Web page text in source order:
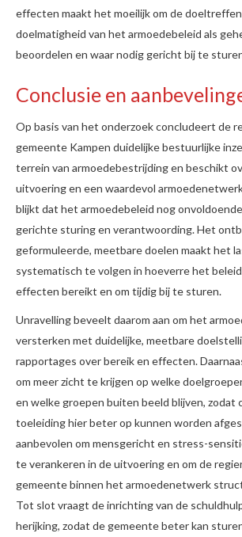
effecten maakt het moeilijk om de
doelmatigheid van het armoedebeleid als
beoordelen en waar nodig gericht bij te
Conclusie en
Op basis van het onderzoek concludeert de
gemeente Kampen duidelijke bestuurlijke
terrein van armoedebestrijding en beschikt
uitvoering en een waardevol
blijkt dat het armoedebeleid nog
gerichte sturing en verantwoording. Het
geformuleerde, meetbare doelen maakt het
systematisch te volgen in hoeverre het
effecten bereikt en om tijdig bij te sturen.
Unravelling beveelt daarom aan om het
versterken met duidelijke, meetbare
rapportages over bereik en effecten.
om meer zicht te krijgen op welke
en welke groepen buiten beeld blijven, zodat
toeleiding hier beter op kunnen worden
aanbevolen om mensgericht en stress-
te verankeren in de uitvoering en om de
gemeente binnen het armoedenetwerk
Tot slot vraagt de inrichting van de
herijking, zodat de gemeente beter kan